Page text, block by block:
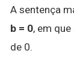
A sentença
b = 0, em
de 0.